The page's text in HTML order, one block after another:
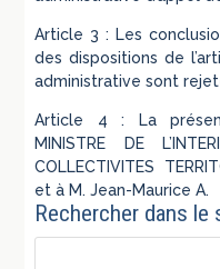
Article 3 : Les
des dispositions de
administrative sont
Article 4 : La
MINISTRE DE
COLLECTIVITES
et à M. Jean-Maurice A.
Rechercher dans le